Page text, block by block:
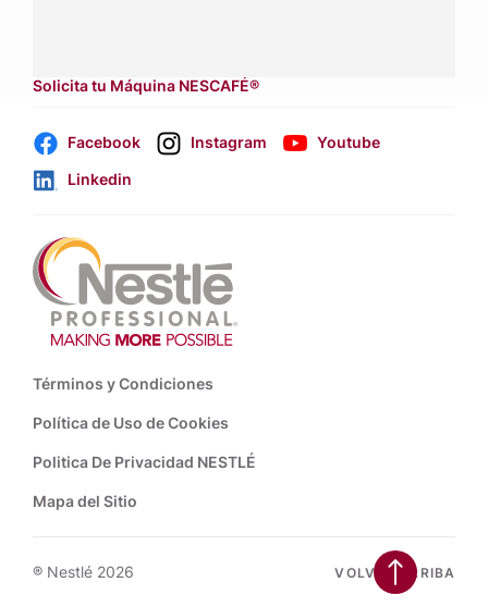
Solicita tu Máquina NESCAFÉ®
Facebook Instagram
Youtube
Linkedin
Footer
Términos y Condiciones
Política de Uso de Cookies
Politica De Privacidad NESTLÉ
Mapa del Sitio
® Nestlé 2026 VOLVER ARRIBA